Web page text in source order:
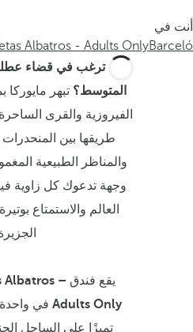
أنت في
Barceló
Albatros - Adults Only
هل ترغب في قضاء
المتوسط؟ تبهر مايوركا
الفيروزية والقرى
طريقها بين
والمناظر الطبيعية
وجهة تدعوك كل زاوية
العالم والاستمتاع
يقع فندق Albatros –
Adults Only في
تميزًا على الساحل